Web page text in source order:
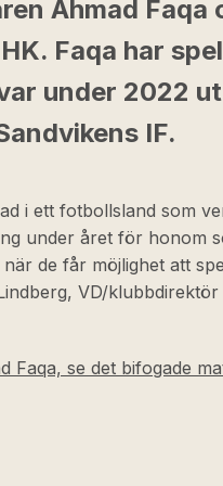
Ahmad Faqa
Faqa har
under 2022
IF.
i ett fotbollsland som
under året för honom
de får möjlighet att
VD/
Faqa, se det bifogade